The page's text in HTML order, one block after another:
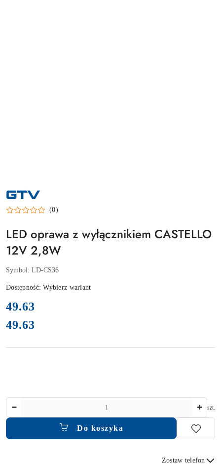
NAZWA
PRODUCENTA:
GTV
(0)
LED oprawa z wyłącznikiem CASTELLO
12V 2,8W
Symbol: LD-CS36
Dostępność:Wybierz wariant
cena:
49.63
Cena:
49.63
szt.
Do koszyka
Zostaw telefon